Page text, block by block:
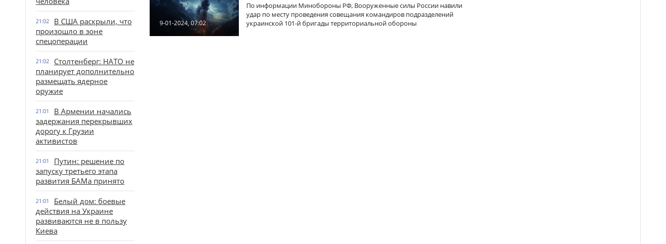
21:02
В США раскрыли, что
произошло в зоне
спецоперации
21:02
Столтенберг: НАТО не
планирует дополнительно
размещать ядерное
оружие
21:01
В Армении начались
задержания перекрывших
дорогу к Грузии
активистов
21:01
Путин: решение по
запуску третьего этапа
развития БАМа принято
21:01
Белый дом: боевые
действия на Украине
развиваются не в пользу
Киева
9-01-2024, 07:02
По информации Минобороны РФ, Вооруженные силы России навили
удар по месту проведения совещания командиров подразделений
украинской 101-й бригады территориальной обороны